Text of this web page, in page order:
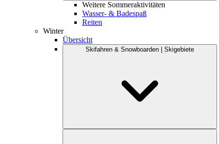
Weitere Sommeraktivitäten
Wasser- & Badespaß
Reiten
Winter
Übersicht
Skifahren & Snowboarden | Skigebiete